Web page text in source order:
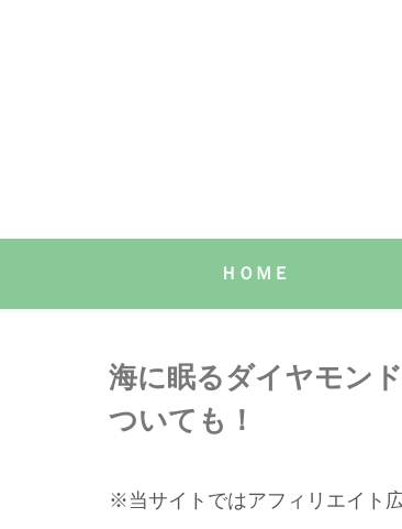
ＨＯＭＥ
海に眠るダイヤモン
ついても！
※当サイトではアフィリエイト